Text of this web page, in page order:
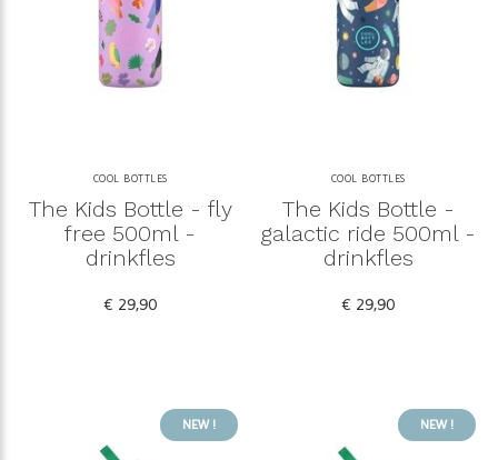
COOL BOTTLES
The Kids Bottle - fly
free 500ml -
drinkfles
€ 29,90
COOL BOTTLES
The Kids Bottle -
galactic ride 500ml -
drinkfles
€ 29,90
NEW ! NEW !